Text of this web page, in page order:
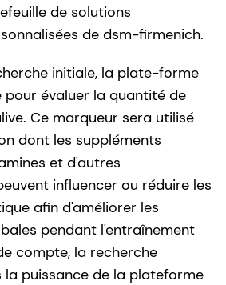
de solutions
de dsm-firmenich.
initiale, la plate-forme
pour évaluer la quantité de
Ce marqueur sera utilisé
dont les suppléments
et d'autres
influencer ou réduire les
afin d'améliorer les
pendant l'entraînement
compte, la recherche
puissance de la plateforme